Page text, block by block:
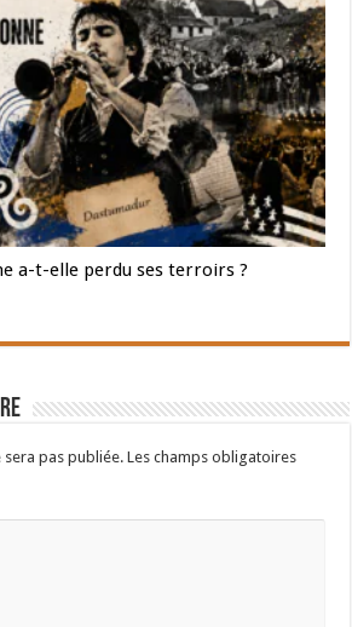
a-t-elle perdu ses terroirs ?
sera pas publiée. Les champs obligatoires